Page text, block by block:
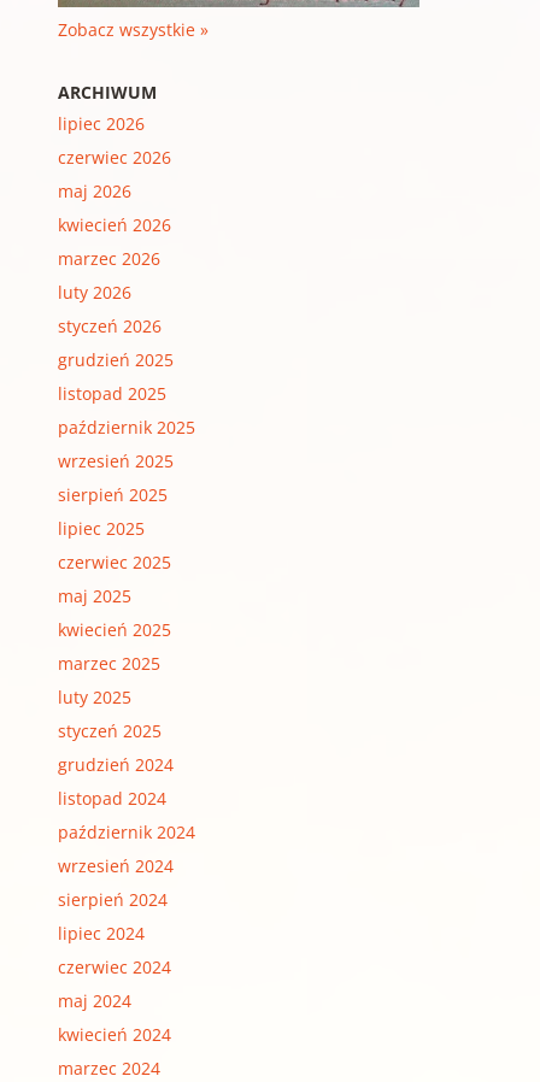
Zobacz wszystkie »
ARCHIWUM
lipiec 2026
czerwiec 2026
maj 2026
kwiecień 2026
marzec 2026
luty 2026
styczeń 2026
grudzień 2025
listopad 2025
październik 2025
wrzesień 2025
sierpień 2025
lipiec 2025
czerwiec 2025
maj 2025
kwiecień 2025
marzec 2025
luty 2025
styczeń 2025
grudzień 2024
listopad 2024
październik 2024
wrzesień 2024
sierpień 2024
lipiec 2024
czerwiec 2024
maj 2024
kwiecień 2024
marzec 2024